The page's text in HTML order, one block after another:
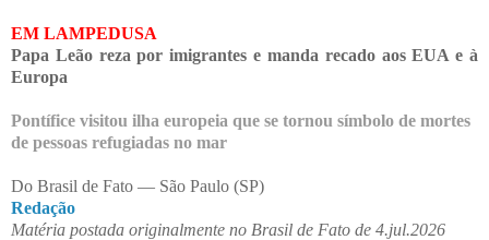
EM LAMPEDUSA
Papa Leão reza por imigrantes e manda recado aos EUA e à
Europa
Pontífice visitou ilha europeia que se tornou símbolo de mortes
de pessoas refugiadas no mar
Do Brasil de Fato — São Paulo (SP)
Redação
Matéria postada originalmente no Brasil de Fato de 4.jul.2026